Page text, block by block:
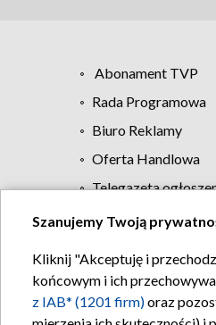
Abonament TVP
Rada Programowa
Biuro Reklamy
Oferta Handlowa
Telegazeta
Szanujemy Twoją
Kliknij "Akceptuję i
końcowym i ich
z IAB* (1201 firm)oraz